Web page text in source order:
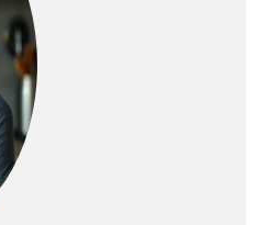
un ancrage sûr de la
douchette. Installation
facile : le robinet de
cuisine avec douchette
rabattable se monte sur
l'évier ou le comptoir. Un
plaque de pont en option
est incluse pour les